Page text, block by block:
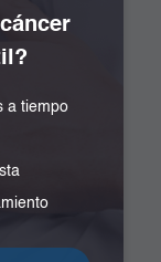
Ramos
en
a tiempo